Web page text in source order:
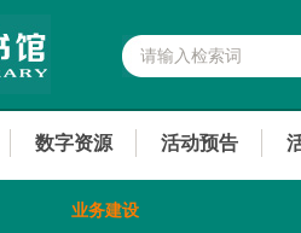
数字资源 活动预告
业务建设